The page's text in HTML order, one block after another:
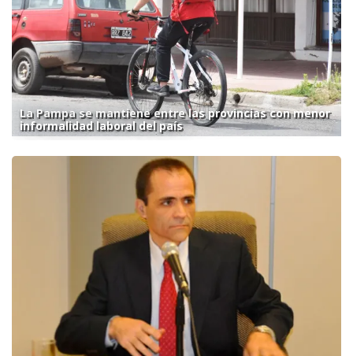
La Pampa se mantiene entre las provincias con menor
informalidad laboral del país